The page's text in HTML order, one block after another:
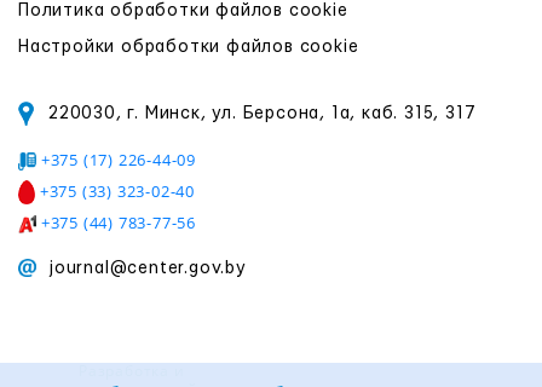
Политика обработки файлов cookie
Настройки обработки файлов cookie
220030, г. Минск, ул. Берсона, 1а, каб. 315, 317
+375 (17) 226-44-09
+375 (33) 323-02-40
+375 (44) 783-77-56
journal@center.gov.by